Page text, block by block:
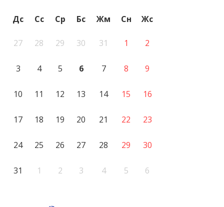
Дс Сс Ср Бс Жм Сн Жс
27 28 29 30 31 1 2
3 4 5 6 7 8 9
10 11 12 13 14 15 16
17 18 19 20 21 22 23
24 25 26 27 28 29 30
31 1 2 3 4 5 6